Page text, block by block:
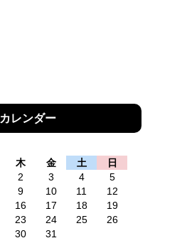
カレンダー
木 金 土
日
2 3 4
5
9 10 11
12
16 17 18
19
23 24 25
26
30
31